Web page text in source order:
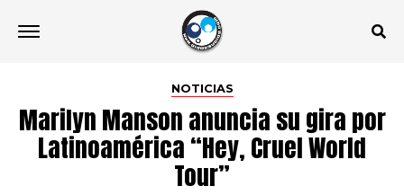
NOTICIAS
Marilyn Manson anuncia su gira por
Latinoamérica “Hey, Cruel World
Tour”